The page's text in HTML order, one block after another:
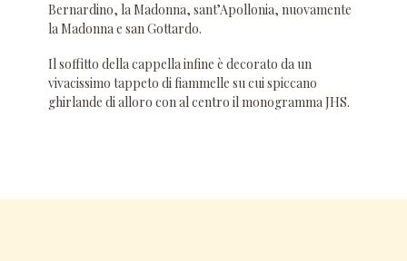
Bernardino, la Madonna, sant’Apollonia, nuovamente
la Madonna e san Gottardo.
Il soffitto della cappella infine è decorato da un
vivacissimo tappeto di fiammelle su cui spiccano
ghirlande di alloro con al centro il monogramma JHS.